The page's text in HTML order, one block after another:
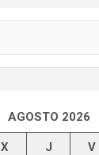
AGOSTO 2026
X J V